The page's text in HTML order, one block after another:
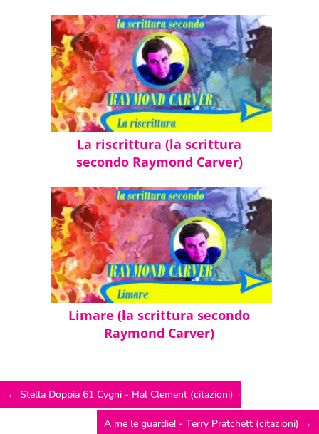
La riscrittura (la scrittura
secondo Raymond Carver)
Limare (la scrittura secondo
Raymond Carver)
← Stella Doppia 61 Cygni - Hal Clement (citazioni)
A me le guardie! - Terry Pratchett (citazioni) →